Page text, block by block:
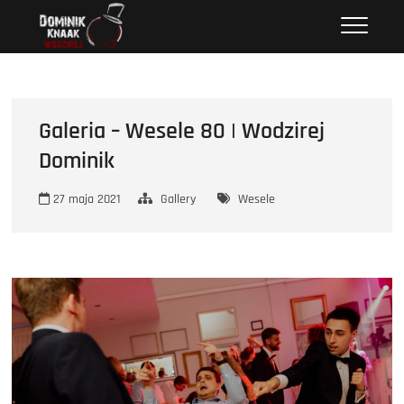
STRONA INTERNETOWA WODZIREJA DOMINIKA.
Galeria – Wesele 80 | Wodzirej
Dominik
27 maja 2021 Gallery Wesele